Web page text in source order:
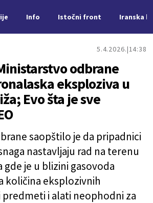
Info Istočni front Iranska
5.4.2026. 14:38
odbrane
eksploziva u
Evo šta je sve
saopštilo je da pripadnici
nastavljaju rad na terenu
gde je u blizini gasovoda
količina eksplozivnih
predmeti i alati neophodni za